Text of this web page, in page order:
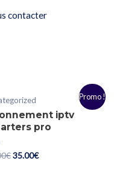
contacter
Promo !
iptv
pro
€35.00€